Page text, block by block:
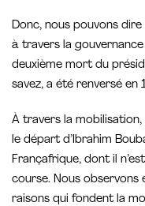
Donc, nous pouvons dire
à travers la gouvernance
deuxième mort du
savez, a été renversé en
À travers la mobilisation,
le départ d’Ibrahim
Françafrique, dont il
course. Nous
raisons qui fondent la